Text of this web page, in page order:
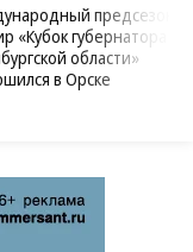
«Кубок губернатора
области»
в Орске